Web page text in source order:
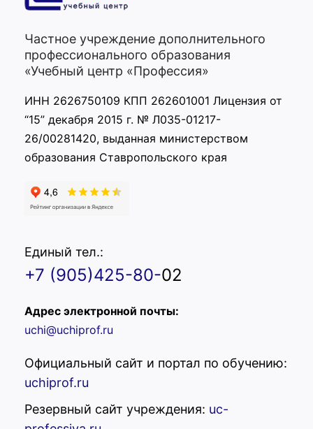
Частное учреждение дополнительного
профессионального образования
«Учебный центр «Профессия»
ИНН 2626750109 КПП 262601001 Лицензия от
“15” декабря 2015 г. № Л035-01217-
26/00281420, выданная министерством
образования Ставропольского края
Единый тел.:
+7 (905)425-80-02
Адрес электронной почты:
uchi@uchiprof.ru
Официальный сайт и портал по обучению:
uchiprof.ru
Резервный сайт учреждения: uc-